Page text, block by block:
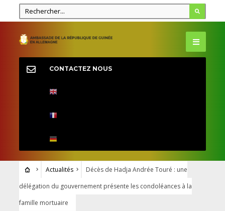
CONTACTEZ NOUS
Actualités
Décès de Hadja Andrée Touré : une
délégation du gouvernement présente les condoléances à la
famille mortuaire